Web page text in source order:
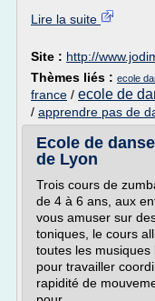
Lire la suite
Site : http://
Thèmes liés : ecole
france / ecole de
/ apprendre pas de
Ecole de
de Lyon
Trois cours de
de 4 à 6 ans, aux
vous amuser sur
toniques, le cours
toutes les
pour travailler
rapidité de